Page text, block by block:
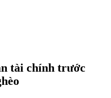
tài chính trước